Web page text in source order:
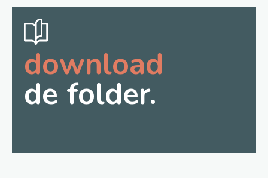
download
de folder.